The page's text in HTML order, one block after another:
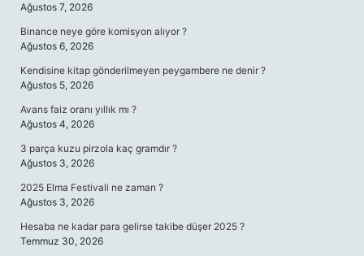
Ağustos 7, 2026
Binance neye göre komisyon alıyor ?
Ağustos 6, 2026
Kendisine kitap gönderilmeyen peygambere ne denir ?
Ağustos 5, 2026
Avans faiz oranı yıllık mı ?
Ağustos 4, 2026
3 parça kuzu pirzola kaç gramdır ?
Ağustos 3, 2026
2025 Elma Festivali ne zaman ?
Ağustos 3, 2026
Hesaba ne kadar para gelirse takibe düşer 2025 ?
Temmuz 30, 2026